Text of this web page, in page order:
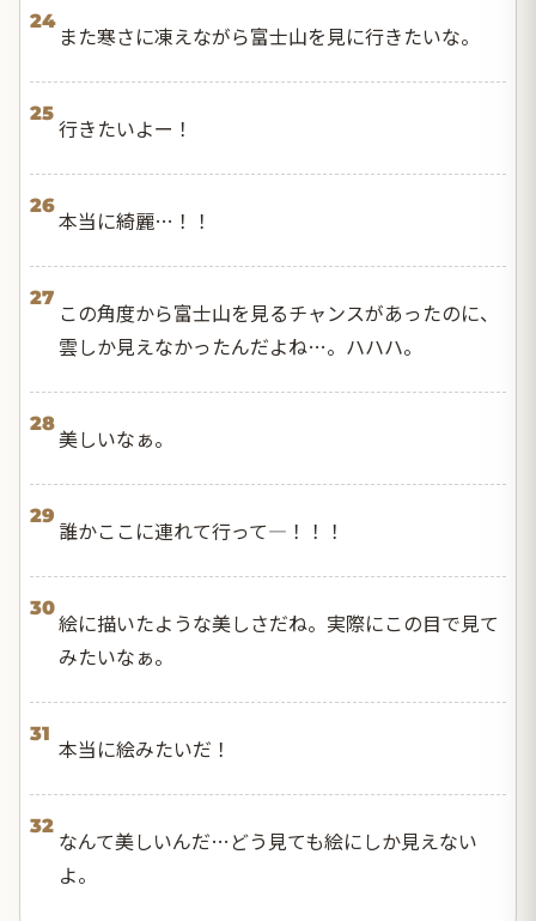
24
また寒さに凍えながら富士山を見に行きたいな。
25
行きたいよー！
26
本当に綺麗…！！
27
この角度から富士山を見るチャンスがあったのに、
雲しか見えなかったんだよね…。ハハハ。
28
美しいなぁ。
29
誰かここに連れて行って―！！！
30
絵に描いたような美しさだね。実際にこの目で見て
みたいなぁ。
31
本当に絵みたいだ！
32
なんて美しいんだ…どう見ても絵にしか見えない
よ。